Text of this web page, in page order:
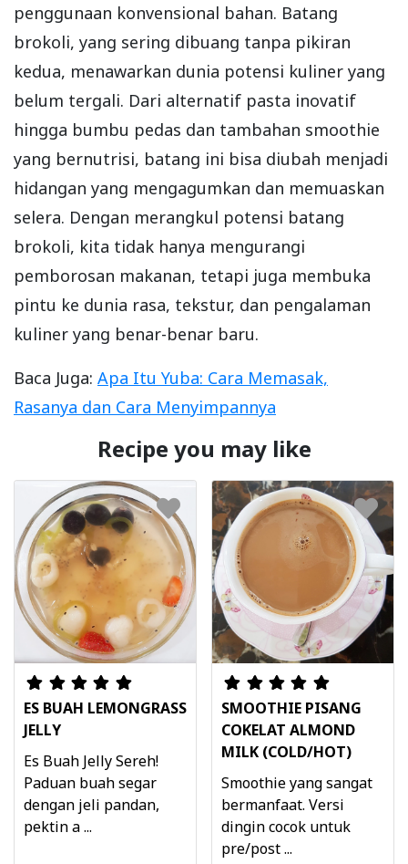
penggunaan konvensional bahan. Batang
brokoli, yang sering dibuang tanpa pikiran
kedua, menawarkan dunia potensi kuliner yang
belum tergali. Dari alternatif pasta inovatif
hingga bumbu pedas dan tambahan smoothie
yang bernutrisi, batang ini bisa diubah menjadi
hidangan yang mengagumkan dan memuaskan
selera. Dengan merangkul potensi batang
brokoli, kita tidak hanya mengurangi
pemborosan makanan, tetapi juga membuka
pintu ke dunia rasa, tekstur, dan pengalaman
kuliner yang benar-benar baru.
Baca Juga: Apa Itu Yuba: Cara Memasak,
Rasanya dan Cara Menyimpannya
Recipe you may like
ES BUAH LEMONGRASS
JELLY
Es Buah Jelly Sereh!
Paduan buah segar
dengan jeli pandan,
pektin a ...
SMOOTHIE PISANG
COKELAT ALMOND
MILK (COLD/HOT)
Smoothie yang sangat
bermanfaat. Versi
dingin cocok untuk
pre/post ...